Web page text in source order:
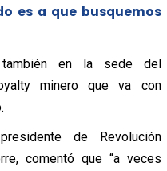
es a que busquemos
también en la sede del
minero que va con
de Revolución
comentó que “a veces